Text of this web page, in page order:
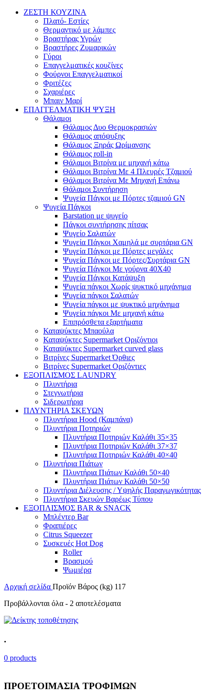
ΖΕΣΤΗ ΚΟΥΖΙΝΑ
Πλατό- Εστίες
Θερμαντικό με λάμπες
Βραστήρας Υγρών
Βραστήρες Ζυμαρικών
Γύροι
Επαγγελματικές κουζίνες
Φούρνοι Επαγγελματικοί
Φριτέζες
Σχαριέρες
Μπαιν Μαρί
ΕΠΑΓΓΕΛΜΑΤΙΚΗ ΨΥΞΗ
Θάλαμοι
Θάλαμος Δυο Θερμοκρασιών
Θάλαμος απόψυξης
Θάλαμος Ξηράς Ωρίμανσης
Θάλαμος roll-in
Θάλαμοι Βιτρίνα με μηχανή κάτω
Θάλαμοι Βιτρίνα Με 4 Πλευρές Τζαμιού
Θάλαμοι Βιτρίνα Με Μηχανή Επάνω
Θάλαμοι Συντήρηση
Ψυγεία Πάγκοι με Πόρτες τζαμιού GN
Ψυγεία Πάγκοι
Barstation με ψυγείο
Πάγκοι συντήρησης πίτσας
Ψυγείο Σαλατών
Ψυγεία Πάγκοι Χαμηλά με συρτάρια GN
Ψυγεία Πάγκοι με Πόρτες μεγάλες
Ψυγεία Πάγκοι με Πόρτες/Συρτάρια GN
Ψυγεία Πάγκοι Με γούρνα 40Χ40
Ψυγεία Πάγκοι Κατάψυξη
Ψυγεία πάγκοι Χωρίς ψυκτικό μηχάνημα
Ψυγεία πάγκοι Σαλατών
Ψυγεία πάγκοι με ψυκτικό μηχάνημα
Ψυγεία πάγκοι Με μηχανή κάτω
Επιπρόσθετα εξαρτήματα
Καταψύκτες Μπαούλα
Καταψύκτες Supermarket Οριζόντιοι
Καταψύκτες Supermarket curved glass
Βιτρίνες Supermarket Όρθιες
Βιτρίνες Supermarket Οριζόντιες
ΕΞΟΠΛΙΣΜΟΣ LAUNDRY
Πλυντήρια
Στεγνωτήρια
Σιδερωτήρια
ΠΛΥΝΤΗΡΙΑ ΣΚΕΥΩΝ
Πλυντήρια Hood (Καμπάνα)
Πλυντήρια Ποτηριών
Πλυντήρια Ποτηριών Καλάθι 35×35
Πλυντήρια Ποτηριών Καλάθι 37×37
Πλυντήρια Ποτηριών Καλάθι 40×40
Πλυντήρια Πιάτων
Πλυντήρια Πιάτων Καλάθι 50×40
Πλυντήρια Πιάτων Καλάθι 50×50
Πλυντήρια Διέλευσης / Υψηλής Παραγωγικότητας
Πλυντήρια Σκευών Βαρέως Τύπου
ΕΞΟΠΛΙΣΜΟΣ BAR & SNACK
Μπλέντερ Bar
Φραπιέρες
Citrus Squeezer
Συσκευές Hot Dog
Roller
Βρασμού
Ψωμιέρα
Αρχική σελίδα Προϊόν Βάρος (kg) 117
Προβάλλονται όλα - 2 αποτελέσματα
.
0 products
ΠΡΟΕΤΟΙΜΑΣΙΑ ΤΡΟΦΙΜΩΝ